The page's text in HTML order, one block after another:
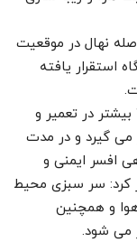
نهال در موقعیت
استقرار یافته
شریفات با اشاره به اینکه دستگاه حفاری ۷۰ بیشتر در تعمیر و
می گیرد و در مدت
افسر ایمنی و
کرد: سر سبزی محیط
و همچنین
می شود.